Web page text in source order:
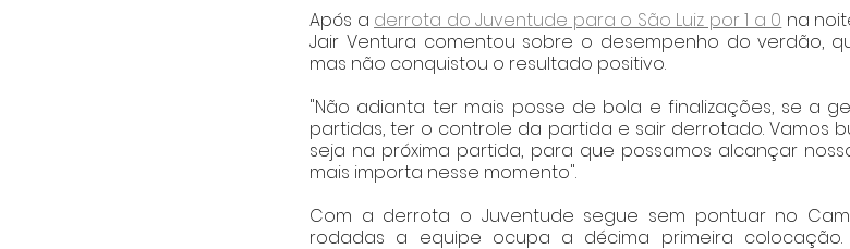
Após a derrota do Juventude para o São Luiz por 1 a 0 na
Jair Ventura comentou sobre o desempenho do verdão,
mas não conquistou o resultado positivo.
"Não adianta ter mais posse de bola e finalizações, se a
partidas, ter o controle da partida e sair derrotado. Vamos
seja na próxima partida, para que possamos alcançar
mais importa nesse momento".
Com a derrota o Juventude segue sem pontuar no
rodadas a equipe ocupa a décima primeira